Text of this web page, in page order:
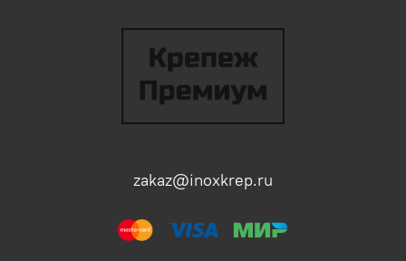
zakaz@inoxkrep.ru